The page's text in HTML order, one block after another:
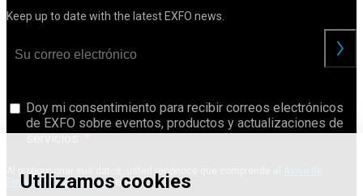
Utilizamos cookies
Keep up to date with the latest EXFO news.
Doy mi consentimiento para recibir correos electrónicos
de EXFO sobre eventos, productos y actualizaciones de
Al proporcionar sus datos, usted reconoce que comprende el
Privacidad del Usuariode EXFO.